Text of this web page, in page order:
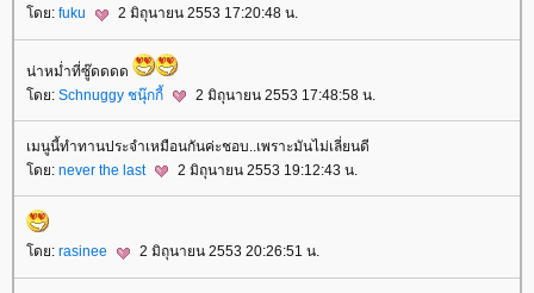
ดย: fuku 2 มิถุนายน 2553 17:20:48 น.
น่าหม่ำที่ซู๊ดดดด
ดย: Schnuggy ชนุ๊กกี้ 2 มิถุนายน 2553 17:48:58 น.
เมนูนี้ทำทานประจำเหมือนกันค่ะชอบ..เพราะมันไม่เลี่ยนดี
ดย: never the last 2 มิถุนายน 2553 19:12:43 น.
ดย: rasinee 2 มิถุนายน 2553 20:26:51 น.